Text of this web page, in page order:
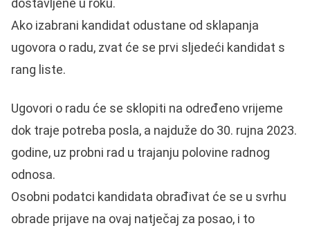
dostavljene u roku.
Ako izabrani kandidat odustane od sklapanja
ugovora o radu, zvat će se prvi sljedeći kandidat s
rang liste.
Ugovori o radu će se sklopiti na određeno vrijeme
dok traje potreba posla, a najduže do 30. rujna 2023.
godine, uz probni rad u trajanju polovine radnog
odnosa.
Osobni podatci kandidata obrađivat će se u svrhu
obrade prijave na ovaj natječaj za posao, i to